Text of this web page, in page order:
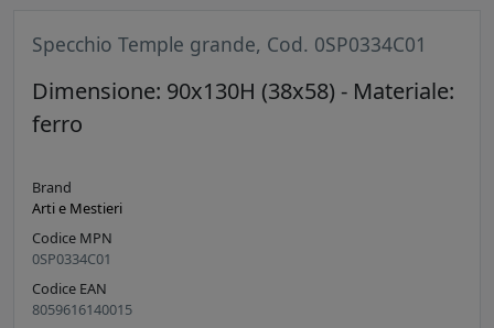
Specchio Temple grande, Cod. 0SP0334C01
Dimensione: 90x130H (38x58) - Materiale:
ferro
Brand
Arti e Mestieri
Codice MPN
0SP0334C01
Codice EAN
8059616140015